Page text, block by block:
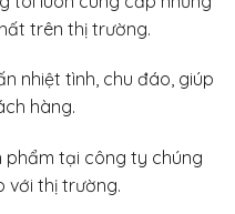
trên thị trường.
nhiệt tình, chu đáo, giúp
hàng.
phẩm tại công ty chúng
với thị trường.